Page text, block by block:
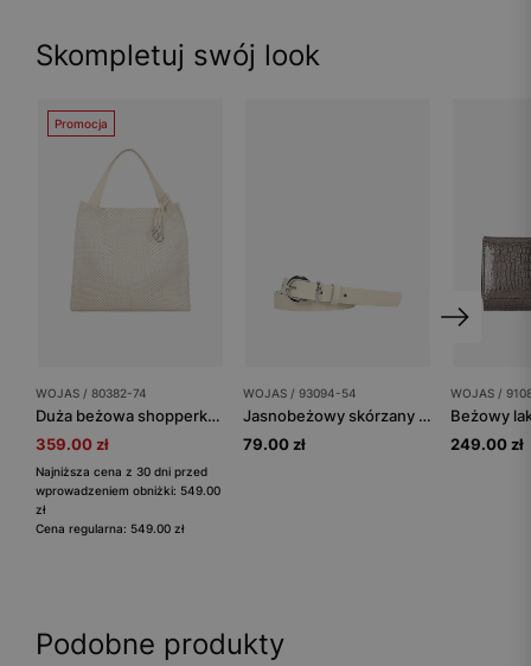
Skompletuj swój look
Promocja
WOJAS / 80382-74
Duża beżowa shopperka ze skóry licowej
359.00 zł
Najniższa cena z 30 dni przed
wprowadzeniem obniżki: 549.00
zł
Cena regularna: 549.00 zł
WOJAS / 93094-54
Jasnobeżowy skórzany pasek damski ze srebrną klamrą
79.00 zł
WOJAS /
249.00 zł
Podobne produkty